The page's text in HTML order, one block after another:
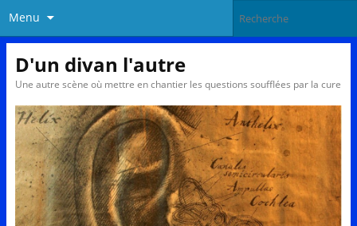
Menu
D'un divan l'autre
Une autre scène où mettre en chantier les questions soufflées par la cure